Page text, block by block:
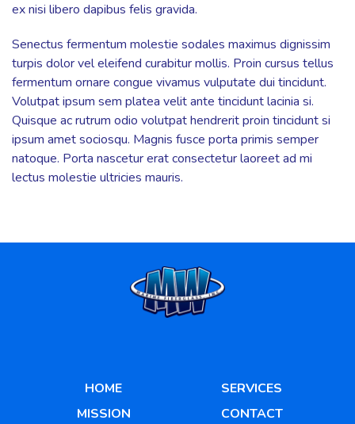
ex nisi libero dapibus felis gravida.
Senectus fermentum molestie sodales maximus dignissim
turpis dolor vel eleifend curabitur mollis. Proin cursus tellus
fermentum ornare congue vivamus vulputate dui tincidunt.
Volutpat ipsum sem platea velit ante tincidunt lacinia si.
Quisque ac rutrum odio volutpat hendrerit proin tincidunt si
ipsum amet sociosqu. Magnis fusce porta primis semper
natoque. Porta nascetur erat consectetur laoreet ad mi
lectus molestie ultricies mauris.
HOME
MISSION
SERVICES
CONTACT